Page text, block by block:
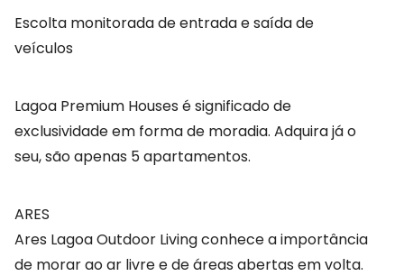
Escolta monitorada de entrada e saída de
veículos
Lagoa Premium Houses é significado de
exclusividade em forma de moradia. Adquira já o
seu, são apenas 5 apartamentos.
ARES
Ares Lagoa Outdoor Living conhece a importância
de morar ao ar livre e de áreas abertas em volta.